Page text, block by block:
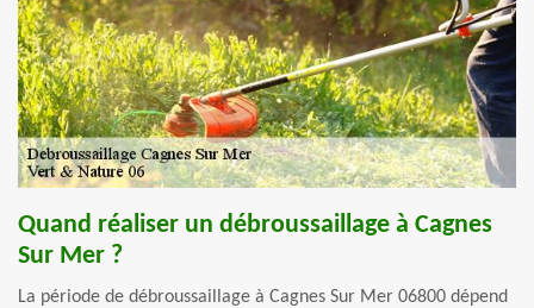
Quand réaliser un débroussaillage à Cagnes
Sur Mer ?
La période de débroussaillage à Cagnes Sur Mer 06800 dépend